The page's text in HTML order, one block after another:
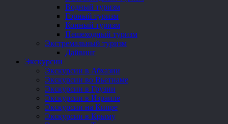
Водный туризм
Горный туризм
Конный туризм
Пешеходный туризм
Экстремальный туризм
Дайвинг
Экскурсии
Экскурсии в Абхазии
Экскурсии во Вьетнаме
Экскурсии в Грузии
Экскурсии в Израиле
Экскурсии на Кипре
Экскурсии в Крыму